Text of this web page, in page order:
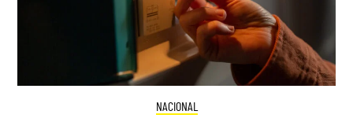
NACIONAL